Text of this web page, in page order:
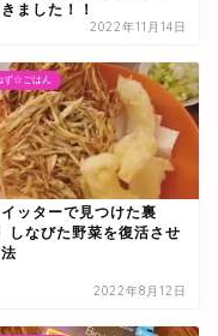
ました！！
2022年11月14日
ず☆ごはん
イッターで見つけた裏
しなびた野菜を復活させ
2022年8月12日